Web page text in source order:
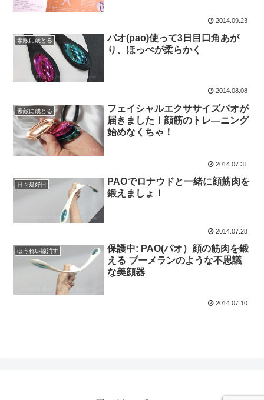
2014.09.23
素敵に歳とる
パオ(pao)使って3日目口角あが
り、ほっぺが柔らかく
2014.08.08
素敵に歳とる
フェイシャルエクササイズパオが
届きました！顔筋のトレ―ニング
始めなくちゃ！
2014.07.31
日々是好日
PAOでロナウドと一緒に顔筋肉を
鍛えましょ！
2014.07.28
ほうれい線消す
保護中: PAO(パオ）顔の筋肉を鍛
える ブーメランのような不思議
な美顔器
2014.07.10